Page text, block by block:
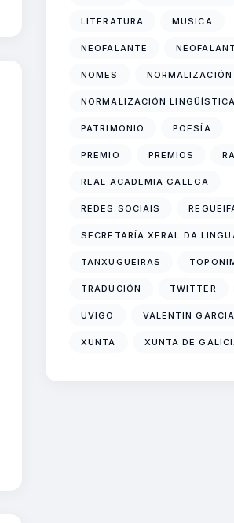
LITERATURA MÚSICA
NEOFALANTE
NOMES NORMALIZACIÓN
NORMALIZACIÓN LINGÜÍSTICA
PATRIMONIO POESÍA
PREMIO PREMIOS
REAL ACADEMIA GALEGA
REDES SOCIAIS
SECRETARÍA XERAL DA
TANXUGUEIRAS
TRADUCIÓN TWITTER
UVIGO VALENTÍN GARCÍA
XUNTA XUNTA DE